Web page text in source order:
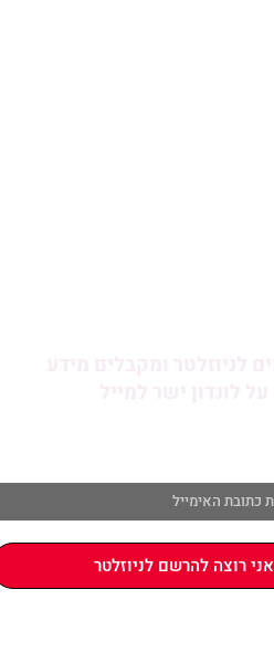
אני רוצה להרשם לניוזלטר